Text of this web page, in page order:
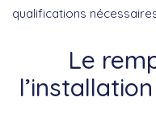
qualifications
Le